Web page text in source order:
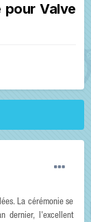
pour Valve
La cérémonie se
dernier, l'excellent